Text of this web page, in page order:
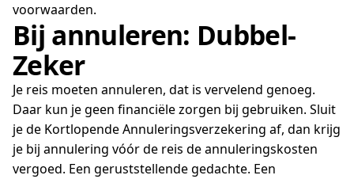
voorwaarden.
Bij annuleren: Dubbel-
Zeker
Je reis moeten annuleren, dat is vervelend genoeg.
Daar kun je geen financiële zorgen bij gebruiken. Sluit
je de Kortlopende Annuleringsverzekering af, dan krijg
je bij annulering vóór de reis de annuleringskosten
vergoed. Een geruststellende gedachte. Een